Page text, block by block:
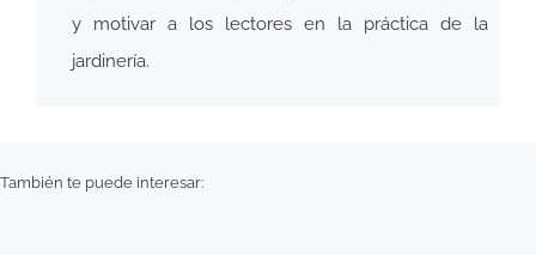
y motivar a los lectores en la práctica de la
jardinería.
También te puede interesar: